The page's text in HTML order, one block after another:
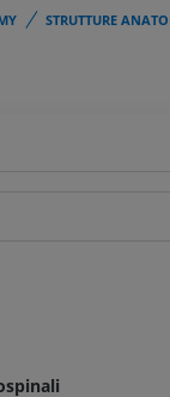
STRUTTURE